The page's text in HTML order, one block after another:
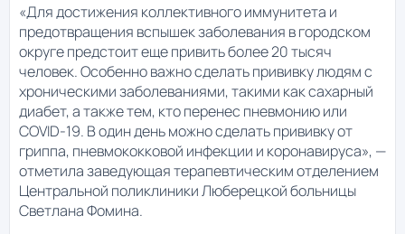
«Для достижения коллективного иммунитета и
предотвращения вспышек заболевания в городском
округе предстоит еще привить более 20 тысяч
человек. Особенно важно сделать прививку людям с
хроническими заболеваниями, такими как сахарный
диабет, а также тем, кто перенес пневмонию или
COVID-19. В один день можно сделать прививку от
гриппа, пневмококковой инфекции и коронавируса», —
отметила заведующая терапевтическим отделением
Центральной поликлиники Люберецкой больницы
Светлана Фомина.